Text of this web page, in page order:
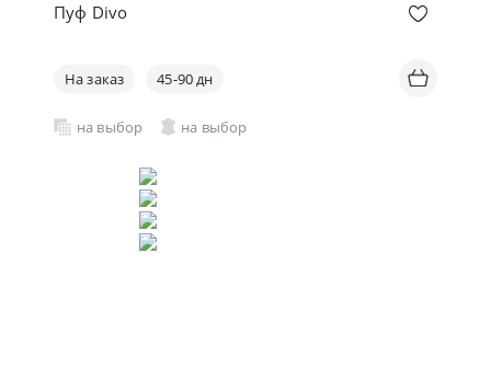
Пуф Divo
На заказ 45-90 дн
на выбор на выбор